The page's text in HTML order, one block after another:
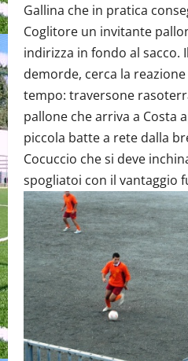
Gallina che in pratica
Coglitore un invitante
indirizza in fondo al sacco.
demorde, cerca la
tempo: traversone
pallone che arriva a Costa
piccola batte a rete dalla
Cocuccio che si deve
spogliatoi con il vantaggio